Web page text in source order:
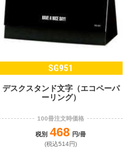
SG951
デスクスタンド文字（エコペーパ
ーリング）
100冊注文時価格
税別 468 円/冊
(税込514円)